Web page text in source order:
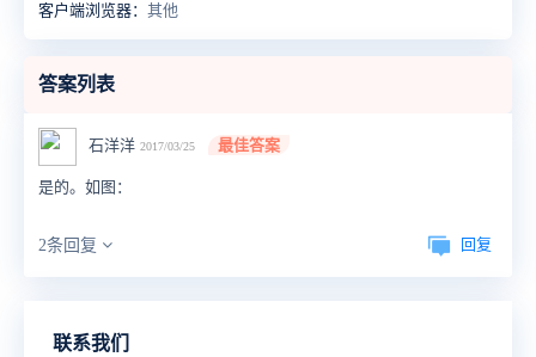
客户端浏览器： 其他
答案列表
石洋洋 2017/03/25 最佳答案
是的。如图：
2条回复 回复
联系我们